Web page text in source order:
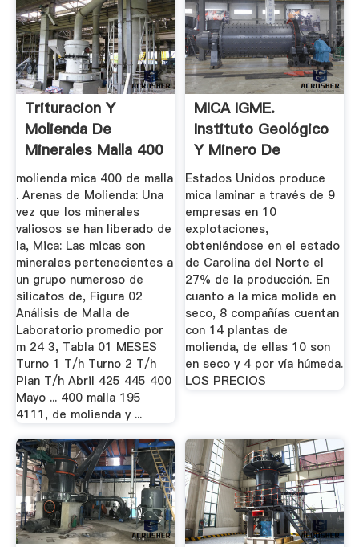
Trituracion Y
Molienda De
Minerales Malla 400
molienda mica 400 de malla
. Arenas de Molienda: Una
vez que los minerales
valiosos se han liberado de
la, Mica: Las micas son
minerales pertenecientes a
un grupo numeroso de
silicatos de, Figura 02
Análisis de Malla de
Laboratorio promedio por
m 24 3, Tabla 01 MESES
Turno 1 T/h Turno 2 T/h
Plan T/h Abril 425 445 400
Mayo ... 400 malla 195
4111, de molienda y ...
MICA IGME.
Instituto Geológico
Y Minero De
España. Web ...
Estados Unidos produce
mica laminar a través de 9
empresas en 10
explotaciones,
obteniéndose en el estado
de Carolina del Norte el
27% de la producción. En
cuanto a la mica molida en
seco, 8 compañías cuentan
con 14 plantas de
molienda, de ellas 10 son
en seco y 4 por vía húmeda.
LOS PRECIOS